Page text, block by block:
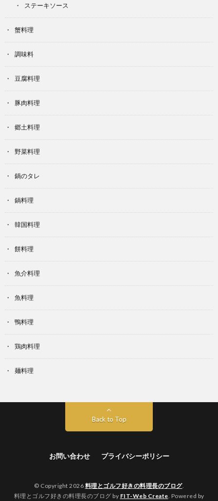
ステーキソース
蟹料理
調味料
豆腐料理
豚肉料理
郷土料理
野菜料理
鍋のタレ
鍋料理
韓国料理
餅料理
魚介料理
魚料理
鴨料理
鶏肉料理
麺料理
Back to Top
お問い合わせ プライバシーポリシー
© Copyright 2026 料理とゴルフ好きの料理長のブログ.
料理とゴルフ好きの料理長のブログ by FIT-Web Create. Powered by